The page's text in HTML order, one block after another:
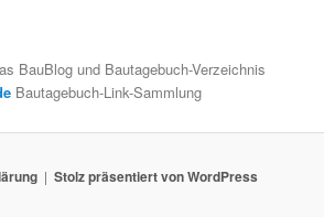
BauBlog und Bautagebuch-Verzeichnis
Bautagebuch-Link-Sammlung
Stolz präsentiert von WordPress